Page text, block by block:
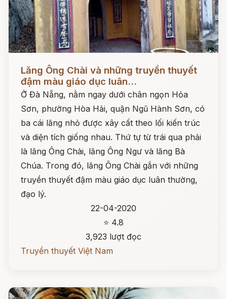
Lăng Ông Chài và những truyền thuyết
đậm màu giáo dục luân...
Ở Đà Nẵng, nằm ngay dưới chân ngọn Hỏa
Sơn, phường Hòa Hải, quận Ngũ Hành Sơn, có
ba cái lăng nhỏ được xây cất theo lối kiến trúc
và diện tích giống nhau. Thứ tự từ trái qua phải
là lăng Ông Chài, lăng Ông Ngư và lăng Bà
Chúa. Trong đó, lăng Ông Chài gắn với những
truyền thuyết đậm màu giáo dục luân thường,
đạo lý.
22-04-2020
⭐ 4.8
3,923 lượt đọc
Truyền thuyết Việt Nam